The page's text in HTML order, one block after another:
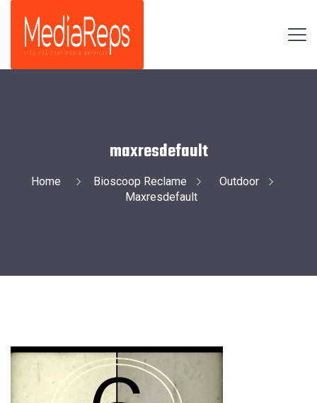
maxresdefault
Home Bioscoop Reclame
Outdoor
Maxresdefault